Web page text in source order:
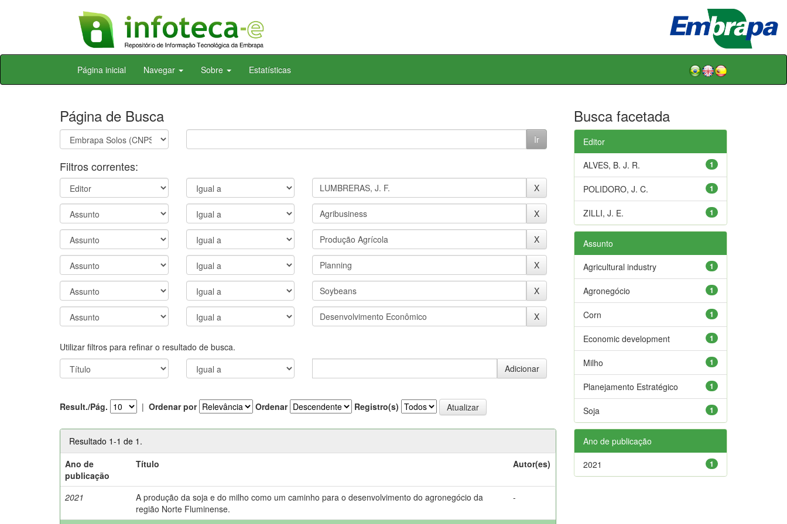
Skip
Página inicial Navegar Sobre Estatísticas
Página de Busca
Filtros correntes:
Utilizar filtros para refinar o resultado de busca.
Result./Pág. | Ordenar por Ordenar Registro(s)
Resultado 1-1 de 1.
Ano de
publicação
Título Autor(es)
2021
A produção da soja e do milho como um caminho para o desenvolvimento do agronegócio da
região Norte Fluminense.
-
Busca facetada
Editor
1
ALVES, B. J. R.
1
POLIDORO, J. C.
1
ZILLI, J. E.
Assunto
1
Agricultural industry
1
Agronegócio
1
Corn
1
Economic development
1
Milho
1
Planejamento Estratégico
1
Soja
Ano de publicação
1
2021